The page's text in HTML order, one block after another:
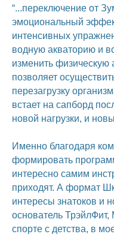
“...переключение от
эмоциональный
интенсивных
водную акваторию и
изменить физическую
позволяет
перезагрузку
встает на сапборд
новой нагрузки, и
Именно благодаря
формировать
интересно самим
приходят. А формат
интересы знатоков и
основатель ТрэйлФит,
спорте с детства, в